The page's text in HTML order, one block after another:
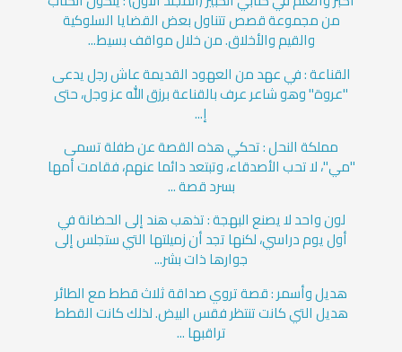
من مجموعة قصص تتناول بعض القضايا السلوكية
والقيم والأخلاق. من خلال مواقف بسيط...
القناعة : في عهد من العهود القديمة عاش رجل يدعى
"عروة" وهو شاعر عرف بالقناعة برزق الله عز وجل، حتى
إ...
مملكة النحل : تحكي هذه القصة عن طفلة تسمى
"مي"، لا تحب الأصدقاء، وتبتعد دائما عنهم، فقامت أمها
بسرد قصة ...
لون واحد لا يصنع البهجة : تذهب هند إلى الحضانة في
أول يوم دراسي، لكنها تجد أن زميلتها التي ستجلس إلى
جوارها ذات بشر...
هديل وأسمر : قصة تروي صداقة ثلاث قطط مع الطائر
هديل التي كانت تنتظر فقس البيض. لذلك كانت القطط
تراقبها ...